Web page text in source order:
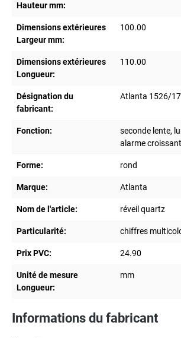
Hauteur mm:
Dimensions extérieures
Largeur mm:
100.00
Dimensions extérieures
Longueur:
110.00
Désignation du
fabricant:
Atlanta 1526/17
Fonction:
seconde lente,
alarme
Forme: rond
Marque: Atlanta
Nom de l'article: réveil quartz
Particularité: chiffres
Prix PVC: 24.90
Unité de mesure
Longueur:
mm
Informations du fabricant